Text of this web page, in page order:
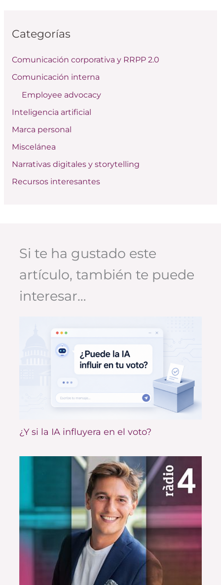
a
p
o
:
Categorías
Comunicación corporativa y RRPP 2.0
Comunicación interna
Employee advocacy
Inteligencia artificial
Marca personal
Miscelánea
Narrativas digitales y storytelling
Recursos interesantes
Si te ha gustado este
artículo, también te puede
interesar…
¿Y si la IA influyera en el voto?